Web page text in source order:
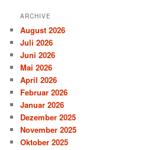
ARCHIVE
August 2026
Juli 2026
Juni 2026
Mai 2026
April 2026
Februar 2026
Januar 2026
Dezember 2025
November 2025
Oktober 2025